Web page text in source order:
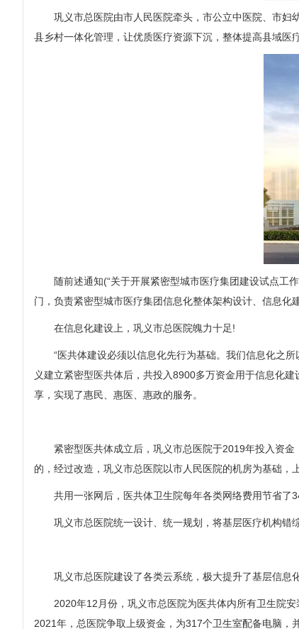
巩义市总医院由市人民医院牵头，市公立中医院、市妇
县乡村一体化管理，让优质医疗资源下沉，整体提高县域医
随前述通知(“关于开展紧密型城市医疗集团建设试点工作
门，负责紧密型城市医疗集团信息化整体架构设计、信息化
在信息化建设上，巩义市总医院魄力十足!
“医共体建设必须以信息化先行为基础。我们信息化之所
义建立紧密型医共体后，共投入8900多万资金用于信息化
享，实现了惠民、惠医、惠政的服务。
紧密型医共体成立后，巩义市总医院于2019年投入资金
的，经过改造，巩义市总医院以市人民医院的机房为基础，
共用一张网后，医共体卫生院每年各类网络费用节省了
巩义市总医院统一设计、统一规划，将基层医疗机构错综
巩义市总医院建设了各类云系统，极大提升了基层信息化
2020年12月份，巩义市总医院为医共体内所有卫生院安
2021年，总医院争取上级资金，为317个卫生室配备电脑，